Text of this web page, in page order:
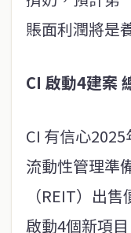
賬面利潤將是
CI 啟動4建案
CI 有信心
流動性管理準
（REIT）出
啟動4個新項